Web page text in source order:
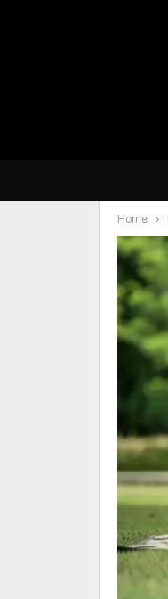
Home